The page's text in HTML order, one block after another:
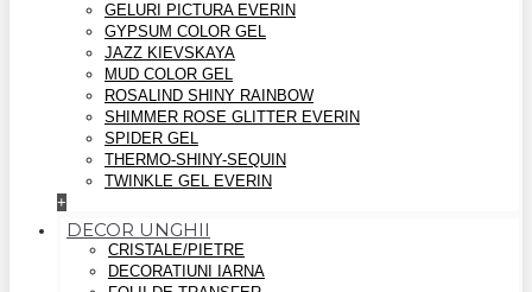
GELURI PICTURA EVERIN
GYPSUM COLOR GEL
JAZZ KIEVSKAYA
MUD COLOR GEL
ROSALIND SHINY RAINBOW
SHIMMER ROSE GLITTER EVERIN
SPIDER GEL
THERMO-SHINY-SEQUIN
TWINKLE GEL EVERIN
+
DECOR UNGHII
CRISTALE/PIETRE
DECORATIUNI IARNA